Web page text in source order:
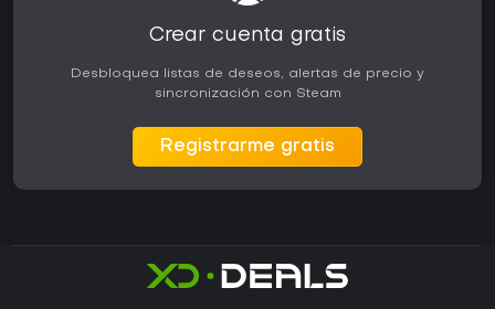
Crear cuenta gratis
Desbloquea listas de deseos, alertas de precio y
sincronización con Steam
Registrarme gratis